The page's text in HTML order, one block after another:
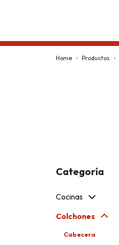
Home Productos
Categoría
Cocinas
Colchones
Cabecera